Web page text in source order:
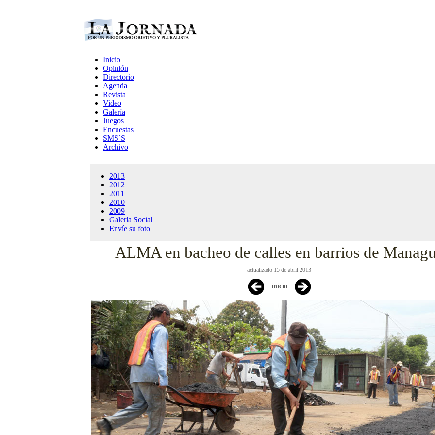
Inicio
Opinión
Directorio
Agenda
Revista
Video
Galería
Juegos
Encuestas
SMS`S
Archivo
2013
2012
2011
2010
2009
Galería Social
Envíe su foto
ALMA en bacheo de calles en barrios de
actualizado 15 de abril 2013
inicio